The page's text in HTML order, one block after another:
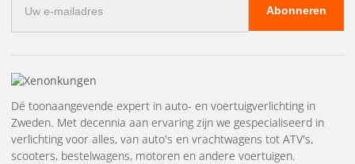
Discrete installatie - gemonteerd achter de
kentekenplaat.
Hoogwaardige materialen - langdurige duurzaamheid en
betrouwbare prestaties.
ingewikkeld proces.
BriodLights kabelset
mailadres
Abonneren
Dé toonaangevende expert in auto- en voertuigverlichting in
Zweden. Met decennia aan ervaring zijn we gespecialiseerd in
verlichting voor alles, van auto's en vrachtwagens tot ATV's,
scooters, bestelwagens, motoren en andere voertuigen.